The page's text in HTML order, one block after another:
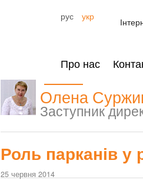
рус укр
Про нас
Олена
Заступник
Роль парканів у
25 червня 2014